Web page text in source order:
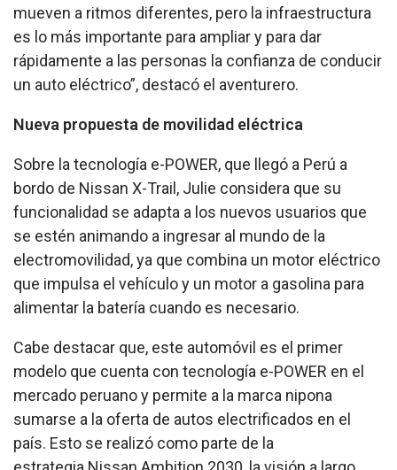
mueven a ritmos diferentes, pero la infraestructura
es lo más importante para ampliar y para dar
rápidamente a las personas la confianza de conducir
un auto eléctrico”, destacó el aventurero.
Nueva propuesta de movilidad eléctrica
Sobre la tecnología e-POWER, que llegó a Perú a
bordo de Nissan X-Trail, Julie considera que su
funcionalidad se adapta a los nuevos usuarios que
se estén animando a ingresar al mundo de la
electromovilidad, ya que combina un motor eléctrico
que impulsa el vehículo y un motor a gasolina para
alimentar la batería cuando es necesario.
Cabe destacar que, este automóvil es el primer
modelo que cuenta con tecnología e-POWER en el
mercado peruano y permite a la marca nipona
sumarse a la oferta de autos electrificados en el
país. Esto se realizó como parte de la